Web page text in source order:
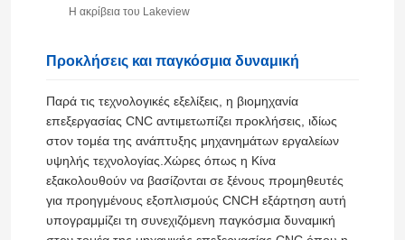
VR παρουσιάστε
Περίπου εμείς
Γύρος εργοστασίων
Ποιοτικός έλεγχος
Η ακρίβεια του Lakeview
Προκλήσεις και παγκόσμια δυναμική
Παρά τις τεχνολογικές εξελίξεις, η βιομηχανία
επεξεργασίας CNC αντιμετωπίζει προκλήσεις, ιδίως
στον τομέα της ανάπτυξης μηχανημάτων εργαλείων
υψηλής τεχνολογίας.Χώρες όπως η Κίνα
εξακολουθούν να βασίζονται σε ξένους προμηθευτές
για προηγμένους εξοπλισμούς CNCΗ εξάρτηση αυτή
υπογραμμίζει τη συνεχιζόμενη παγκόσμια δυναμική